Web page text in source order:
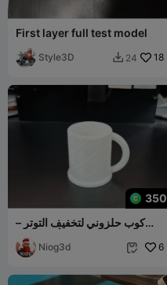
First layer full test model
Style3D  24 18
350
كوب حلزوني لتخفيف التوتر –
لعبة حسية زخرفية بتأثير بصري
آسر Niog3d  6